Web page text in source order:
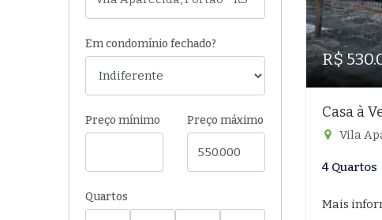
Em condomínio fechado?
Preço mínimo Preço máximo
Quartos
R$
Casa à
Vila
4 Quartos
Mais